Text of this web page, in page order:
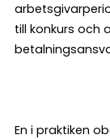
till konkurs och
En i praktiken